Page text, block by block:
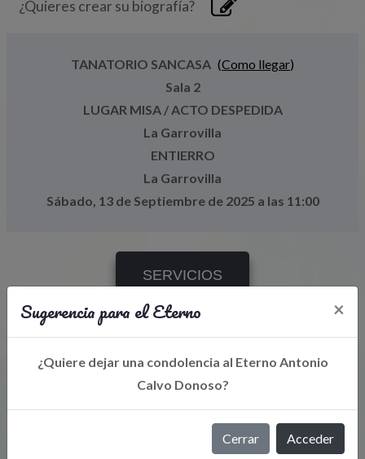
¿Quieres crear su biografía?
TANATORIO SANCASA (Como llegar)
Sala 2
LUGAR MISA / ACTO DESPEDIDA
La Garrovilla
ENTIERRO
La Garrovilla
Sábado, 13 de Septiembre de 2025 a las 11:00
SERVICIOS
Sugerencia para el Eterno ×
¿Quiere dejar una condolencia al Eterno Antonio
Calvo Donoso?
Cerrar Acceder